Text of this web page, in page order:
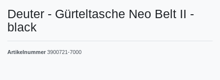
Deuter - Gürteltasche Neo Belt II -
black
Artikelnummer 3900721-7000